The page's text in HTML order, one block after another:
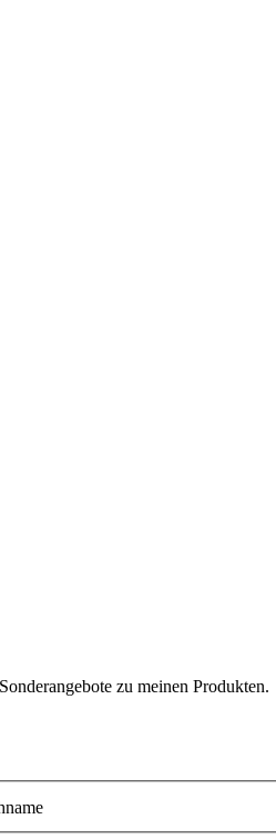
zu meinen Produkten.